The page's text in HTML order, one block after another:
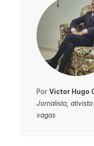
Por Victor Hugo
Jornalista,
vagas